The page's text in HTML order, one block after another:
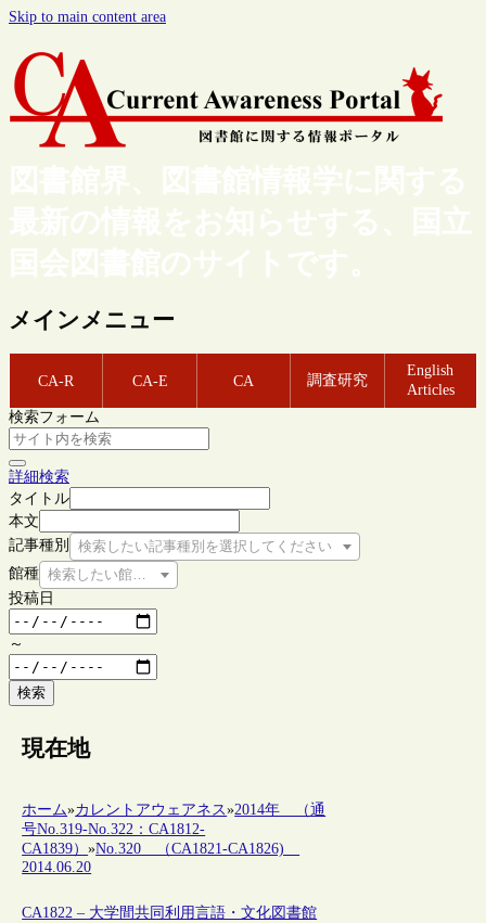
Skip to main content area
図書館界、図書館情報学に関する
最新の情報をお知らせする、国立
国会図書館のサイトです。
メインメニュー
CA-R CA-E CA 調査研究
English
Articles
検索フォーム
詳細検索
タイトル
本文
記事種別
検索したい記事種別を選択してください
館種 検索したい館種を選択してください
投稿日
～
検索
現在地
ホーム»カレントアウェアネス»2014年 （通
号No.319-No.322：CA1812-
CA1839）»No.320 （CA1821-CA1826)
2014.06.20
CA1822 – 大学間共同利用言語・文化図書館